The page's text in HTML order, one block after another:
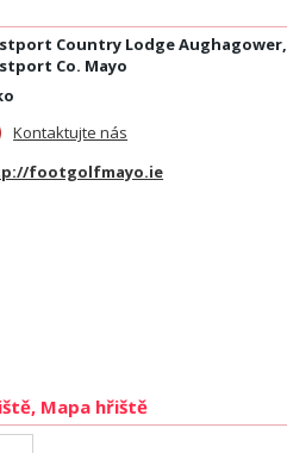
Country Lodge Aughagower,
Co. Mayo
Kontaktujte nás
footgolfmayo.ie
Mapa hřiště